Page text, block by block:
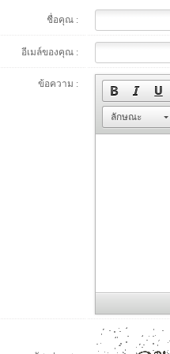
ชื่อคุณ :
อีเมล์ของคุณ :
ข้อความ :
ลักษณะ